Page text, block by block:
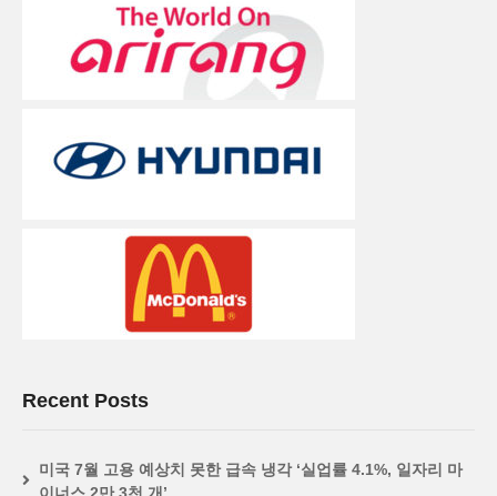
Recent Posts
미국 7월 고용 예상치 못한 급속 냉각 ‘실업률 4.1%, 일자리 마
이너스 2만 3천 개’